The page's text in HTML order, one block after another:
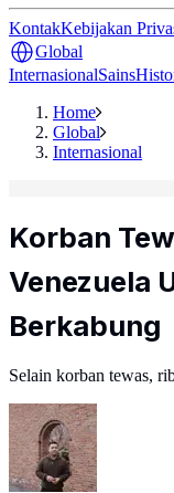
KontakKebijakan
Global
InternasionalSains
Home
Global
Internasional
Korban
Venezuela
Berkabung
Selain korban tewas,